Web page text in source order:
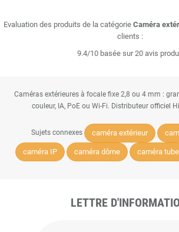
Evaluation des produits de la catégorie Caméra
clients :
9.4/10 basée sur 20 avis
Caméras extérieures à focale fixe 2,8 ou 4 mm :
couleur, IA, PoE ou Wi-Fi. Distributeur officiel
Sujets connexes caméra extérieur
caméra IP caméra dôme caméra tube
LETTRE